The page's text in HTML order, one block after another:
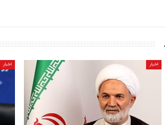
اخبار اخبار